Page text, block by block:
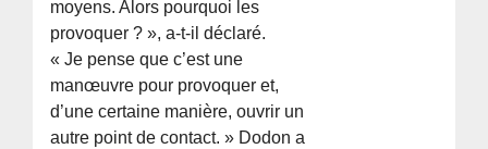
moyens. Alors pourquoi les
provoquer ? », a-t-il déclaré.
« Je pense que c’est une
manœuvre pour provoquer et,
d’une certaine manière, ouvrir un
autre point de contact. » Dodon a